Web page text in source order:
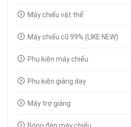
Máy chiếu vật thể
Máy chiếu cũ 99% (LIKE NEW)
Phụ kiện máy chiếu
Phụ kiện giảng dạy
Máy trợ giảng